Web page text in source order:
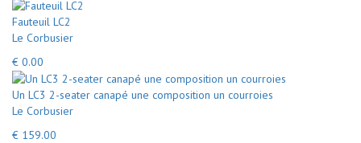
Fauteuil LC2
Le Corbusier
€ 0.00
Un LC3 2-seater canapé une composition un courroies
Le Corbusier
€ 159.00